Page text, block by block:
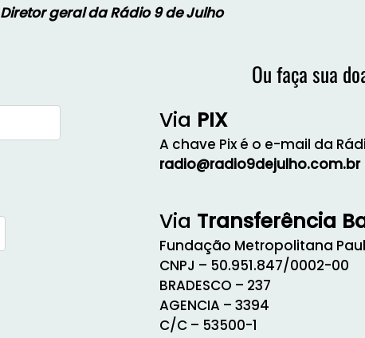
Diretor geral da Rádio 9 de Julho
Ou faça sua
Via PIX
A chave Pix é o e-mail da
radio@radio9dejulho.com.br
Via Transferência
Fundação Metropolitana
CNPJ – 50.951.847/0002-00
BRADESCO – 237
AGENCIA – 3394
C/C – 53500-1